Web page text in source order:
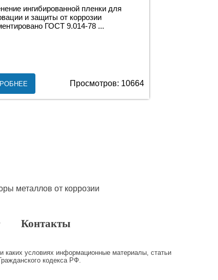
ингибированной пленки для
и защиты от коррозии
ГОСТ 9.014-78 ...
Просмотров: 10664
Контакты
условиях информационные материалы, статьи
кодекса РФ.